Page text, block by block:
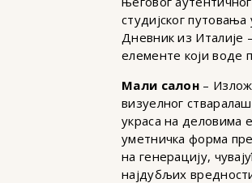
студијског
Дневник из Италије
елементе који воде
Мали салон –
визуелног
украса на деловима
уметничка форма
на генерацију,
најдубљих